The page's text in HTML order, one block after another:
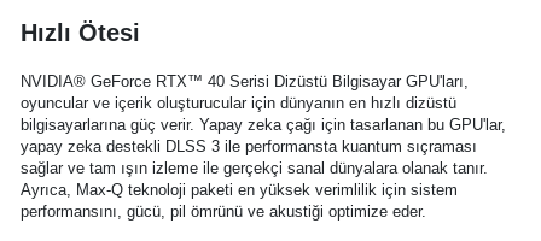
Hızlı Ötesi
NVIDIA® GeForce RTX™ 40 Serisi Dizüstü Bilgisayar GPU'ları,
oyuncular ve içerik oluşturucular için dünyanın en hızlı dizüstü
bilgisayarlarına güç verir. Yapay zeka çağı için tasarlanan bu GPU'lar,
yapay zeka destekli DLSS 3 ile performansta kuantum sıçraması
sağlar ve tam ışın izleme ile gerçekçi sanal dünyalara olanak tanır.
Ayrıca, Max-Q teknoloji paketi en yüksek verimlilik için sistem
performansını, gücü, pil ömrünü ve akustiği optimize eder.